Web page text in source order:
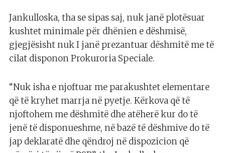
Jankulloska, tha se sipas saj, nuk janë plotësuar
kushtet minimale për dhënien e dëshmisë,
gjegjësisht nuk I janë prezantuar dëshmitë me të
cilat disponon Prokuroria Speciale.
“Nuk isha e njoftuar me parakushtet elementare
që të kryhet marrja në pyetje. Kërkova që të
njoftohem me dëshmitë dhe atëherë kur do të
jenë të disponueshme, në bazë të dëshmive do të
jap deklaratë dhe qëndroj në dispozicion që